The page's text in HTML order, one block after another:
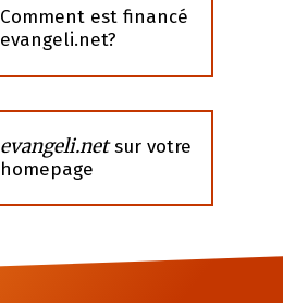
Comment est financé
evangeli.net?
evangeli.netsur votre
homepage